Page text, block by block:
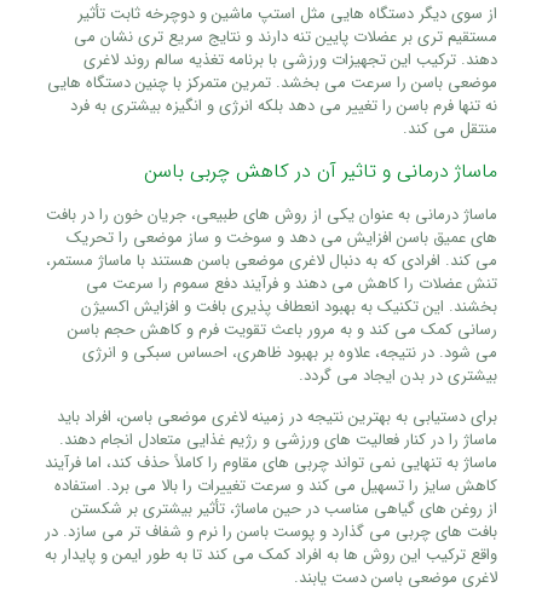
از سوی دیگر دستگاه‌ هایی مثل استپ‌ ماشین و دوچرخه ثابت تأثیر
مستقیم‌ تری بر عضلات پایین‌ تنه دارند و نتایج سریع‌ تری نشان می‌
دهند. ترکیب این تجهیزات ورزشی با برنامه تغذیه سالم روند لاغری
موضعی باسن را سرعت می‌ بخشد. تمرین متمرکز با چنین دستگاه‌ هایی
نه‌ تنها فرم باسن را تغییر می‌ دهد بلکه انرژی و انگیزه بیشتری به فرد
منتقل می‌ کند.
ماساژ درمانی و تاثیر آن در کاهش چربی باسن
ماساژ درمانی به‌ عنوان یکی از روش‌ های طبیعی، جریان خون را در بافت‌
های عمیق باسن افزایش می‌ دهد و سوخت‌ و ساز موضعی را تحریک
می‌ کند. افرادی که به‌ دنبال لاغری موضعی باسن هستند با ماساژ مستمر،
تنش عضلات را کاهش می‌ دهند و فرآیند دفع سموم را سرعت می‌
بخشند. این تکنیک به بهبود انعطاف‌ پذیری بافت و افزایش اکسیژن‌
رسانی کمک می‌ کند و به مرور باعث تقویت فرم و کاهش حجم باسن
می‌ شود. در نتیجه، علاوه بر بهبود ظاهری، احساس سبکی و انرژی
بیشتری در بدن ایجاد می‌ گردد.
برای دستیابی به بهترین نتیجه در زمینه لاغری موضعی باسن، افراد باید
ماساژ را در کنار فعالیت‌ های ورزشی و رژیم غذایی متعادل انجام دهند.
ماساژ به تنهایی نمی‌ تواند چربی‌ های مقاوم را کاملاً حذف کند، اما فرآیند
کاهش سایز را تسهیل می‌ کند و سرعت تغییرات را بالا می‌ برد. استفاده
از روغن‌ های گیاهی مناسب در حین ماساژ، تأثیر بیشتری بر شکستن
بافت‌ های چربی می‌ گذارد و پوست باسن را نرم و شفاف‌ تر می‌ سازد. در
واقع ترکیب این روش‌ ها به افراد کمک می‌ کند تا به‌ طور ایمن و پایدار به
لاغری موضعی باسن دست یابند.